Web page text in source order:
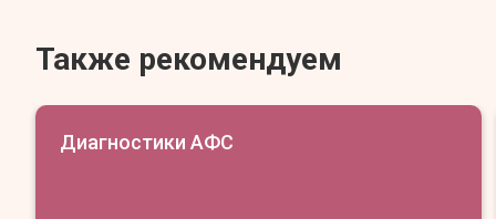
Также рекомендуем
Диагностики АФС